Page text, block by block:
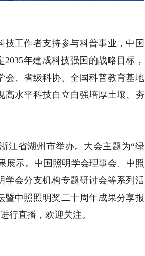
工作者支持参与科普事业，中国
年建成科技强国的战略目标，
会、省级科协、全国科普教育基地
水平科技自立自强培厚土壤、夯
省湖州市举办。大会主题为“绿
展示。中国照明学会理事会、中照
学会分支机构专题研讨会等系列活
中照照明奖二十周年成果分享报
行直播，欢迎关注。